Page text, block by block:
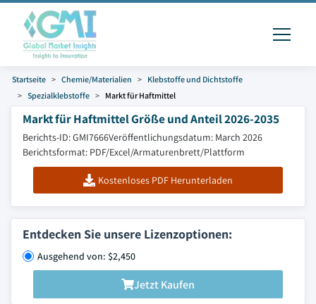
Startseite Chemie/Materialien
Klebstoffe und Dichtstoffe
Spezialklebstoffe
Markt für Haftmittel
Markt für Haftmittel Größe und Anteil 2026-2035
Berichts-ID: GMI7666Veröffentlichungsdatum: March 2026
Berichtsformat: PDF/Excel/Armaturenbrett/Plattform
Kostenloses PDF Herunterladen
Entdecken Sie unsere Lizenzoptionen:
Ausgehend von: $2,450
Jetzt Kaufen